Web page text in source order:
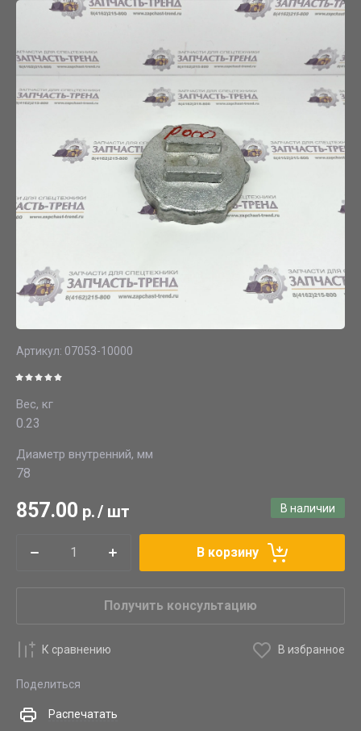
Артикул: 07053-10000
Вес, кг
0.23
Диаметр внутренний, мм
78
В наличии
857.00 р./ шт
В корзину
Получить консультацию
К сравнению В избранное
Поделиться
Распечатать